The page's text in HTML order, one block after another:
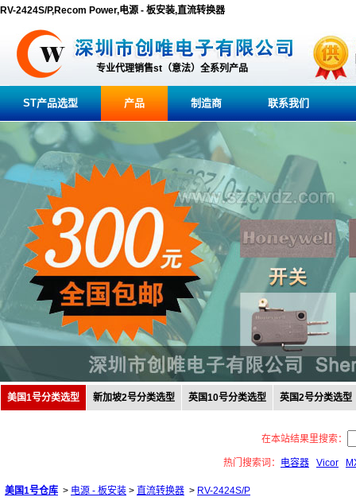
RV-2424S/P,Recom Power,电源 - 板安装,直流转换器
专业代理销售st（意法）全系列产品
ST产品选型 产品 制造商 联系我们
美国1号分类选型 新加坡2号分类选型 英国10号分类选型 英国2号分类选型
在本站结果里搜索：
热门搜索词： 电容器 Vicor
美国1号仓库 > 电源 - 板安装 > 直流转换器 > RV-2424S/P